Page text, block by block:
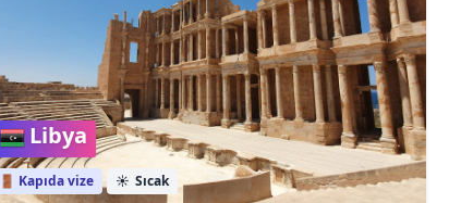
Libya
🚪 Kapıda vize ☀️ Sıcak